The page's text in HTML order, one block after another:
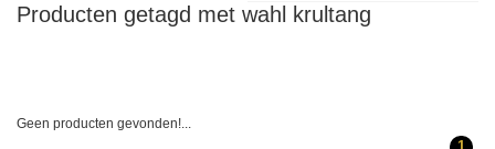
Producten getagd met wahl krultang
Geen producten gevonden!...